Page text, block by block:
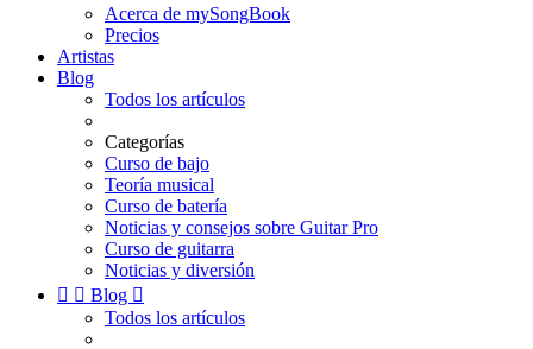
Acerca de mySongBook
Precios
Artistas
Blog
Todos los artículos
Categorías
Curso de bajo
Teoría musical
Curso de batería
Noticias y consejos sobre Guitar Pro
Curso de guitarra
Noticias y diversión
  Blog 
Todos los artículos